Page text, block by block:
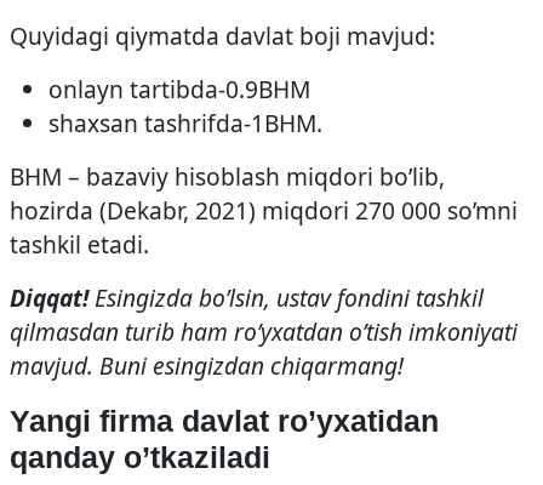
Quyidagi qiymatda davlat boji mavjud:
onlayn tartibda-0.9BHM
shaxsan tashrifda-1BHM.
BHM – bazaviy hisoblash miqdori bo’lib,
hozirda (Dekabr, 2021) miqdori 270 000 so’mni
tashkil etadi.
Diqqat!Esingizda bo’lsin, ustav fondini tashkil
qilmasdan turib ham ro’yxatdan o’tish imkoniyati
mavjud. Buni esingizdan chiqarmang!
Yangi firma davlat ro’yxatidan
qanday o’tkaziladi